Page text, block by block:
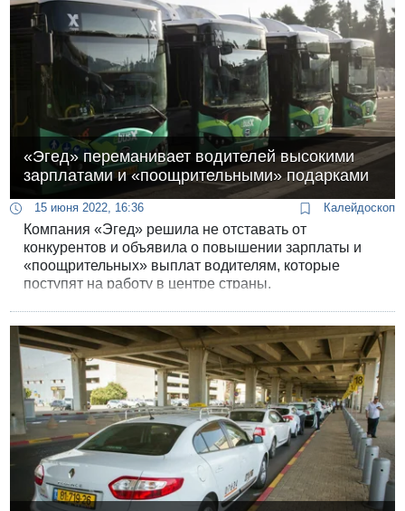
«Эгед» переманивает водителей высокими
зарплатами и «поощрительными» подарками
15 июня 2022, 16:36 Калейдоскоп
Компания «Эгед» решила не отставать от
конкурентов и объявила о повышении зарплаты и
«поощрительных» выплат водителям, которые
поступят на работу в центре страны.